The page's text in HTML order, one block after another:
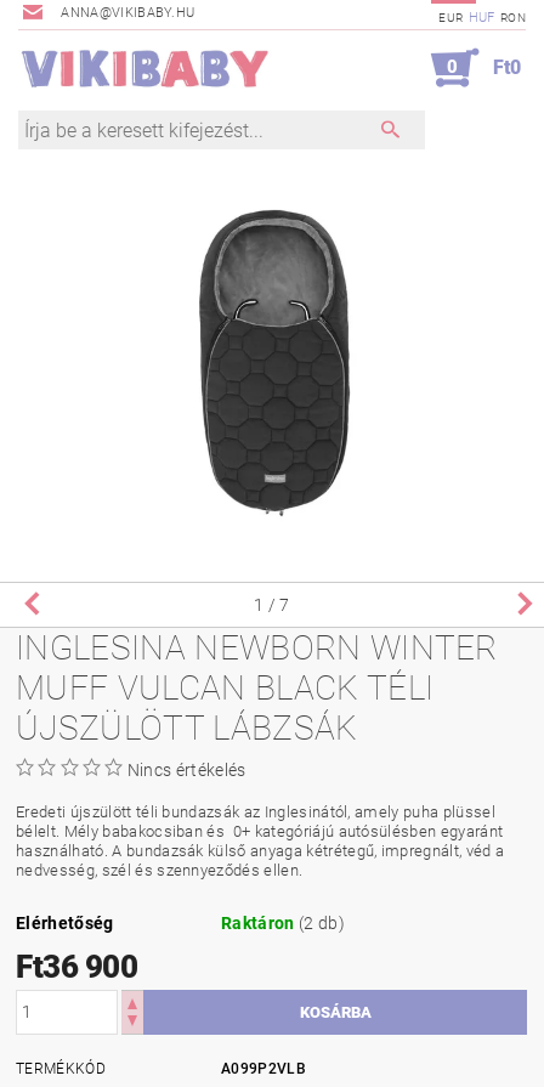
ANNA@VIKIBABY.HU EUR HUF RON
0 Ft0
1 / 7
INGLESINA NEWBORN WINTER
MUFF VULCAN BLACK TÉLI
ÚJSZÜLÖTT LÁBZSÁK
Nincs értékelés
Eredeti újszülött téli bundazsák az Inglesinától, amely puha plüssel
bélelt. Mély babakocsiban és 0+ kategóriájú autósülésben egyaránt
használható. A bundazsák külső anyaga kétrétegű, impregnált, véd a
nedvesség, szél és szennyeződés ellen.
Elérhetőség Raktáron (2 db)
Ft36 900
TERMÉKKÓD
A099P2VLB